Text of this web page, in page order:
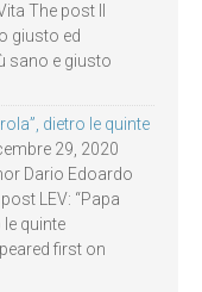
The post Il
giusto ed
sano e giusto
dietro le quinte
29, 2020
Dario Edoardo
LEV: “Papa
quinte
first on